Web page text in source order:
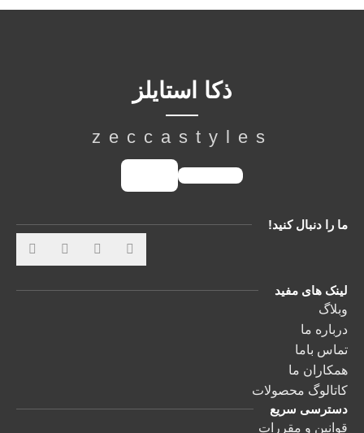
لینک های مفید
وبلاگ
درباره ما
تماس باما
همکاران ما
کاتالوگ محصولات
دسترسی سریع
قوانین و مقررات
ذکا استایلز
zeccastyles
ما را دنبال کنید!